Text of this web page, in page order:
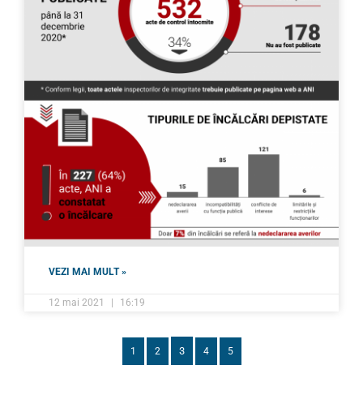
VEZI MAI MULT »
12 mai 2021 16:19
1 2 3 4 5